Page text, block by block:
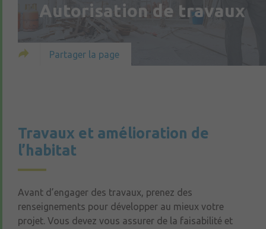
Autorisation de travaux
Partager la page
Travaux et amélioration de
l’habitat
Avant d’engager des travaux, prenez des
renseignements pour développer au mieux votre
projet. Vous devez vous assurer de la faisabilité et